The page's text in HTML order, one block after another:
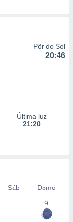
Pôr do Sol
20:46
Última luz
21:20
Sáb
Domo
9